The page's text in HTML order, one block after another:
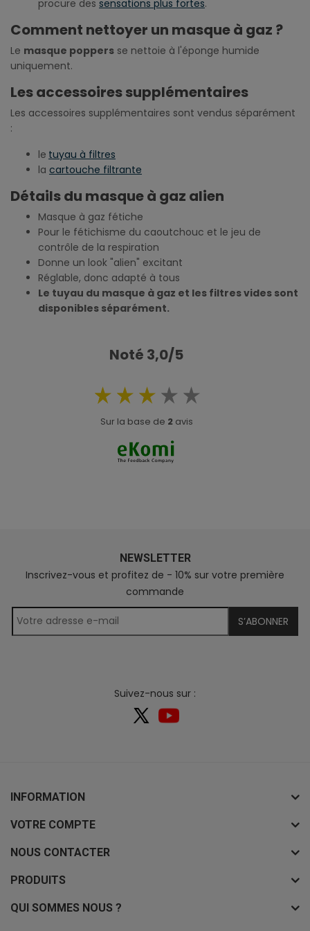
procure des sensations plus fortes.
Comment nettoyer un masque à gaz ?
Le masque poppers se nettoie à l'éponge humide
uniquement.
Les accessoires supplémentaires
Les accessoires supplémentaires sont vendus séparément
:
le tuyau à filtres
la cartouche filtrante
Détails du masque à gaz alien
Masque à gaz fétiche
Pour le fétichisme du caoutchouc et le jeu de
contrôle de la respiration
Donne un look "alien" excitant
Réglable, donc adapté à tous
Le tuyau du masque à gaz et les filtres vides sont
disponibles séparément.
Noté 3,0/5
Sur la base de 2 avis
NEWSLETTER
Inscrivez-vous et profitez de - 10% sur votre première
commande
S’ABONNER
Suivez-nous sur :
INFORMATION
VOTRE COMPTE
NOUS CONTACTER
PRODUITS
QUI SOMMES NOUS ?